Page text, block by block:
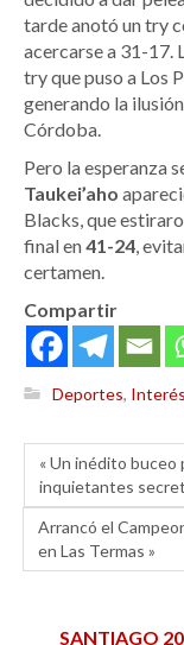
tarde anotó un try
acercarse a 31-17.
try que puso a Los
generando la
Córdoba.
Pero la esperanza
Taukei’aho
Blacks, que
final en41-24 ,
certamen.
Compartir
Deportes,
« Un inédito
inquietantes
Arrancó el
en Las Termas »
SANTIAGO